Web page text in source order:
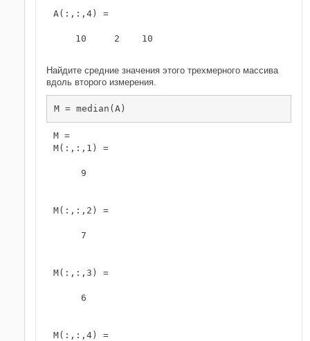
A(:,:,4) =
    10     2    10
Найдите средние значения этого трехмерного массива
вдоль второго измерения.
M = median(A)
M =
M(:,:,1) =
     9
M(:,:,2) =
     7
M(:,:,3) =
     6
M(:,:,4) =